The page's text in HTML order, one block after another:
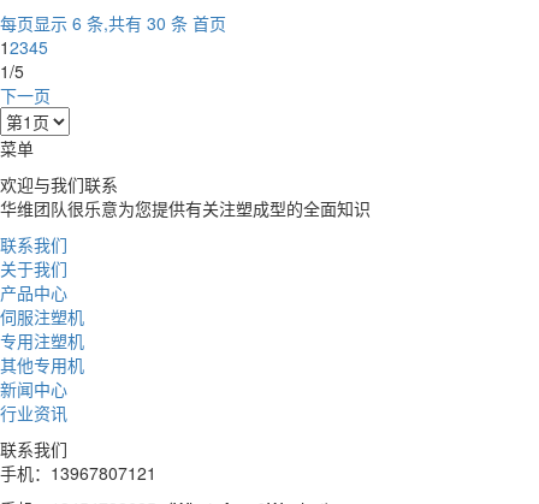
每页显示 6 条,共有 30 条 首页
12345
1/5
下一页
菜单
欢迎与我们联系
华维团队很乐意为您提供有关注塑成型的全面知识
联系我们
关于我们
产品中心
伺服注塑机
专用注塑机
其他专用机
新闻中心
行业资讯
联系我们
手机：13967807121